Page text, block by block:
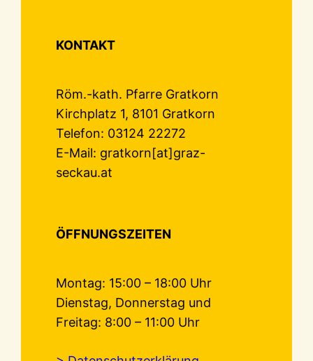
KONTAKT
Röm.-kath. Pfarre Gratkorn
Kirchplatz 1, 8101 Gratkorn
Telefon: 03124 22272
E-Mail: gratkorn[at]graz-
seckau.at
ÖFFNUNGSZEITEN
Montag: 15:00 – 18:00 Uhr
Dienstag, Donnerstag und
Freitag: 8:00 – 11:00 Uhr